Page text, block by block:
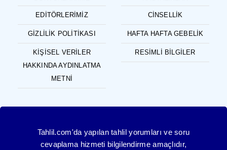
EDITÖRLERIMIZ
GIZLILIK POLITIKASI
KIŞISEL VERILER
HAKKINDA AYDINLATMA
METNI
CINSELLIK
HAFTA HAFTA GEBELIK
RESIMLI BILGILER
Tahlil.com'da yapılan tahlil yorumları ve soru
cevaplama hizmeti bilgilendirme amaçlıdır,